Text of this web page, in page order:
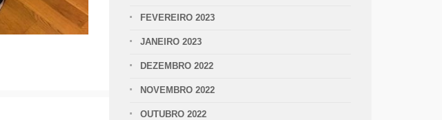
FEVEREIRO 2023
JANEIRO 2023
DEZEMBRO 2022
NOVEMBRO 2022
OUTUBRO 2022